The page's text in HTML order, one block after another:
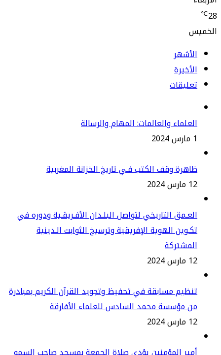
والعالمات: المهام والرسالة
وقف الكتب فـي تاريخ الخزانة المغربية
التاريخي لتواصل البلـدان الأفـريقـية ودوره في
الهوية الإفريقية وترسيخ الثوابت الـدينية
مسابقة في تحفيظ وتجويد القرآن الكريم بمبادرة
مؤسسة محمد السادس للعلماء الأفارقة